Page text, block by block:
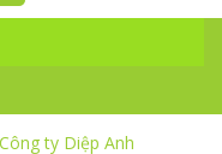
ty Diệp Anh